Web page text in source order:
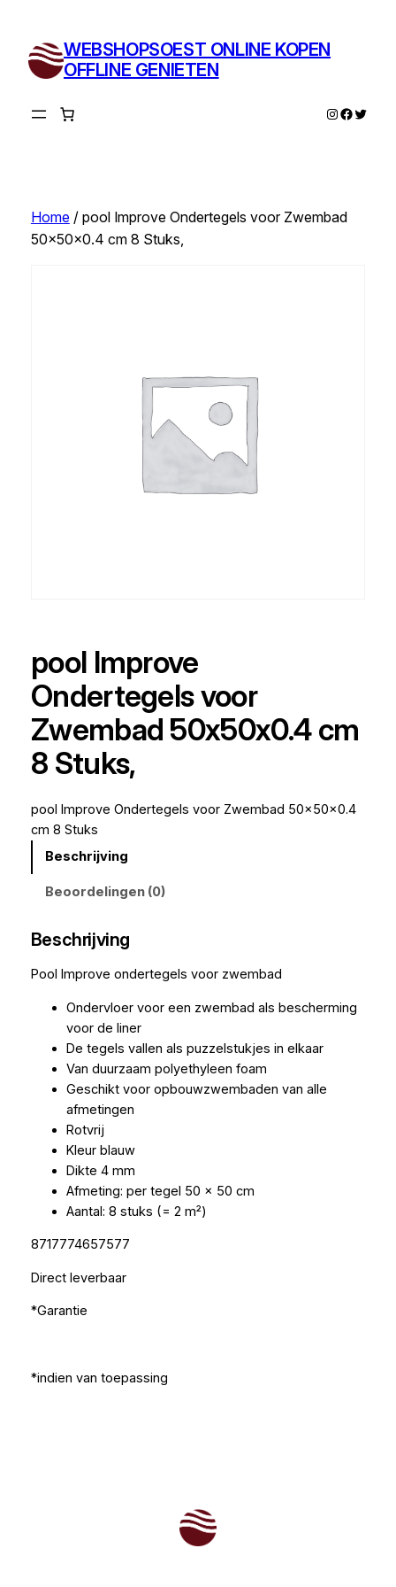
inhoud
WEBSHOPSOEST ONLINE KOPEN
OFFLINE GENIETEN
Instagram
Twitter
Home/ pool Improve Ondertegels voor Zwembad
50x50x0.4 cm 8 Stuks,
pool Improve
Ondertegels voor
Zwembad 50x50x0.4 cm
8 Stuks,
pool Improve Ondertegels voor Zwembad 50x50x0.4
cm 8 Stuks
Beschrijving
Beoordelingen (0)
Beschrijving
Pool Improve ondertegels voor zwembad
Ondervloer voor een zwembad als bescherming
voor de liner
De tegels vallen als puzzelstukjes in elkaar
Van duurzaam polyethyleen foam
Geschikt voor opbouwzwembaden van alle
afmetingen
Rotvrij
Kleur blauw
Dikte 4 mm
Afmeting: per tegel 50 x 50 cm
Aantal: 8 stuks (= 2 m²)
8717774657577
Direct leverbaar
*Garantie
*indien van toepassing